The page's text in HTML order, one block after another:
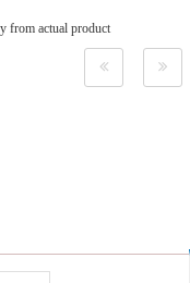
from actual product